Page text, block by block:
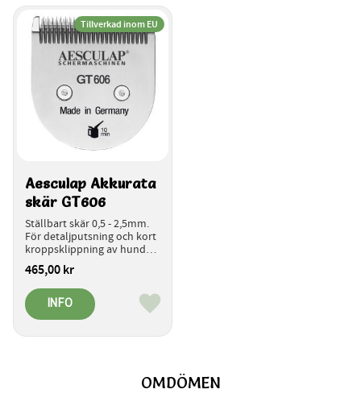
OMDÖMEN
Aesculap Akkurata
skär GT606
Ställbart skär 0,5 - 2,5mm.
För detaljputsning och kort
kroppsklippning av hundar,
katter och smådjur.
465,00kr
Tillverkad inom EU
Lägg till i favoriter
INFO